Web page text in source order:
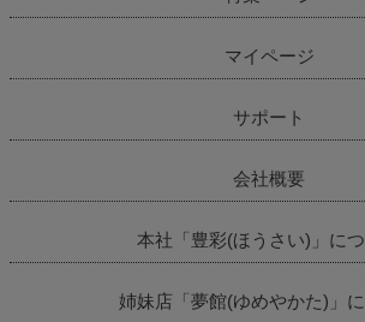
マイページ
サポート
会社概要
本社「豊彩(ほうさい)」に
姉妹店「夢館(ゆめやかた)」